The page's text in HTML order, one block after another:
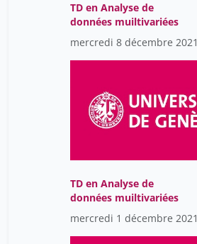
TD en Analyse de
données muiltivariées
mercredi 8 décembre 2021
TD en Analyse de
données muiltivariées
mercredi 1 décembre 2021